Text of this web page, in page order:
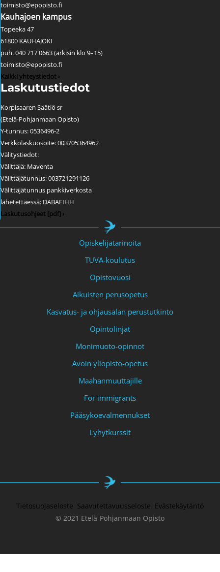
toimisto@epopisto.fi
Kauhajoen kampus
Topeeka 47
61800 KAUHAJOKI
puh. 040 717 0663 (arkisin klo 9–15)
toimisto@epopisto.fi
Kaikki yhteystiedot ›
Laskutustiedot
Korpisaaren Säätiö sr
(Etelä-Pohjanmaan Opisto)
Y-tunnus: 0536496-2
Verkkolaskuosoite: 003705364962
Välitystiedot:
Välittäjä: Maventa
Välittäjätunnus: 003721291126
Välittäjätunnus pankkiverkosta
lähetettäessä: DABAFIHH
Laskutusohjeet [pdf] ›
Opiskelijatarinoita
TUVA-koulutus
Opistovuosi
Aikuisten perusopetus
Kasvatus- ja ohjausalan perustutkinto
Opintolinjat
Monimuoto-opinnot
Avoin yliopisto-opetus
Maahanmuuttajille
For immigrants
Pääsykoevalmennukset
Lyhytkurssit
Tietosuojaseloste Saavutettavuusseloste Evästekäytäntö
© 2021 Etelä-Pohjanmaan Opisto